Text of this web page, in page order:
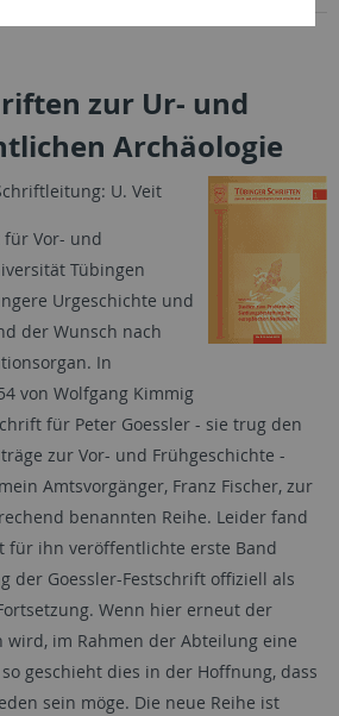
zur Ur- und
Archäologie
U. Veit
Vor- und
Tübingen
Urgeschichte und
der Wunsch nach
In
von Wolfgang Kimmig
für Peter Goessler - sie trug den
zur Vor- und Frühgeschichte -
Amtsvorgänger, Franz Fischer, zur
benannten Reihe. Leider fand
für ihn veröffentlichte erste Band
der Goessler-Festschrift offiziell als
Wenn hier erneut der
wird, im Rahmen der Abteilung eine
geschieht dies in der Hoffnung, dass
sein möge. Die neue Reihe ist